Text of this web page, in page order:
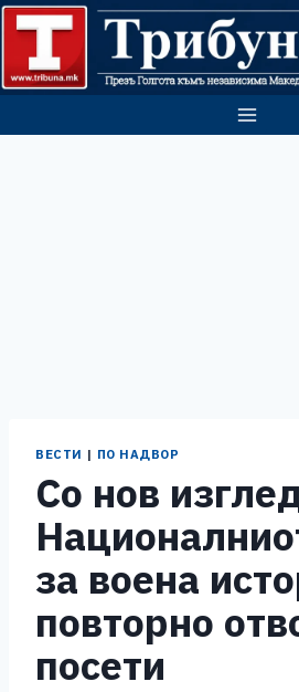
Skip
content
ВЕСТИ | ПО НАДВОР
Со нов
за воена
повторно
посети